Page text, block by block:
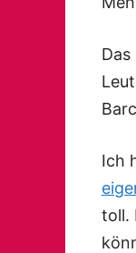
Ich
toll.